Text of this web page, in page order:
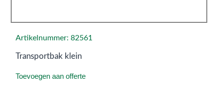
Artikelnummer: 82561
Transportbak klein
Toevoegen aan offerte